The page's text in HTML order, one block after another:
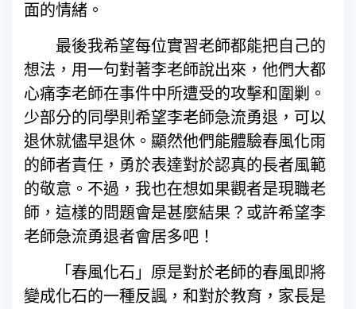
面的情緒。
最後我希望每位實習老師都能把自己的
想法，用一句對著李老師說出來，他們大都
心痛李老師在事件中所遭受的攻擊和圍剿。
少部分的同學則希望李老師急流勇退，可以
退休就儘早退休。顯然他們能體驗春風化雨
的師者責任，勇於表達對於認真的長者風範
的敬意。不過，我也在想如果觀者是現職老
師，這樣的問題會是甚麼結果？或許希望李
老師急流勇退者會居多吧！
「春風化石」原是對於老師的春風即將
變成化石的一種反諷，和對於教育，家長是